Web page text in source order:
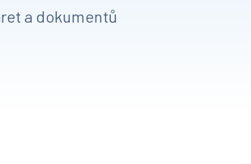
a dokumentů